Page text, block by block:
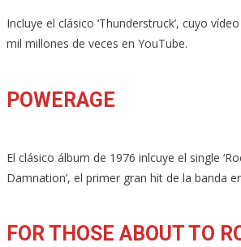
Incluye el clásico ‘Thunderstruck’, cuyo
mil millones de veces en YouTube.
POWERAGE
El clásico álbum de 1976 inlcuye el single
Damnation’, el primer gran hit de la banda
FOR THOSE ABOUT TO